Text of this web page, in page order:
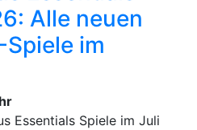
Alle neuen
im
Essentials Spiele im Juli